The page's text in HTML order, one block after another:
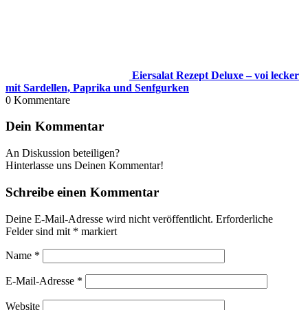
Eiersalat Rezept Deluxe – voi lecker
mit Sardellen, Paprika und Senfgurken
0 Kommentare
Dein Kommentar
An Diskussion beteiligen?
Hinterlasse uns Deinen Kommentar!
Schreibe einen Kommentar
Deine E-Mail-Adresse wird nicht veröffentlicht. Erforderliche
Felder sind mit * markiert
Name *
E-Mail-Adresse *
Website